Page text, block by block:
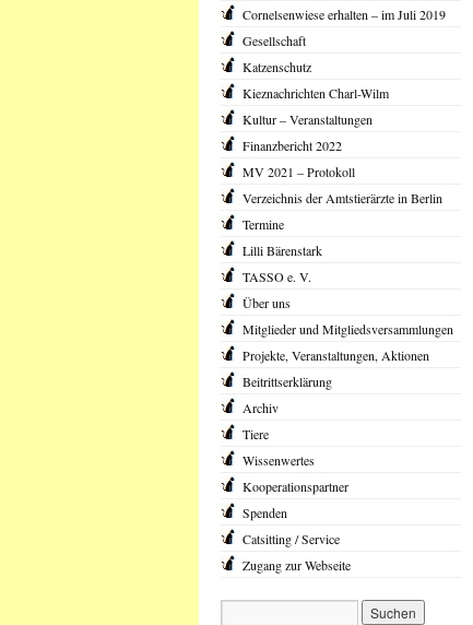
Cornelsenwiese erhalten – im Juli 2019
Gesellschaft
Katzenschutz
Kieznachrichten Charl-Wilm
Kultur – Veranstaltungen
Finanzbericht 2022
MV 2021 – Protokoll
Verzeichnis der Amtstierärzte in Berlin
Termine
Lilli Bärenstark
TASSO e. V.
Über uns
Mitglieder und Mitgliedsversammlungen
Projekte, Veranstaltungen, Aktionen
Beitrittserklärung
Archiv
Tiere
Wissenwertes
Kooperationspartner
Spenden
Catsitting / Service
Zugang zur Webseite